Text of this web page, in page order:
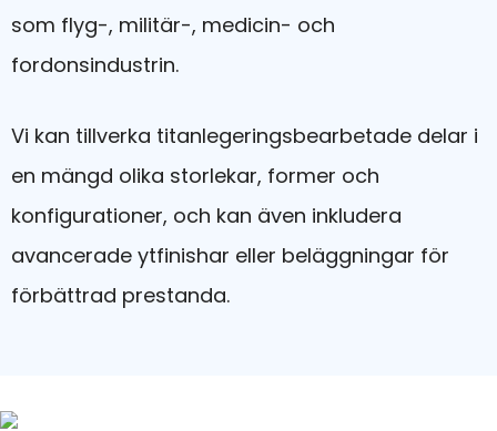
som flyg-, militär-, medicin- och
fordonsindustrin.
Vi kan tillverka titanlegeringsbearbetade delar i
en mängd olika storlekar, former och
konfigurationer, och kan även inkludera
avancerade ytfinishar eller beläggningar för
förbättrad prestanda.